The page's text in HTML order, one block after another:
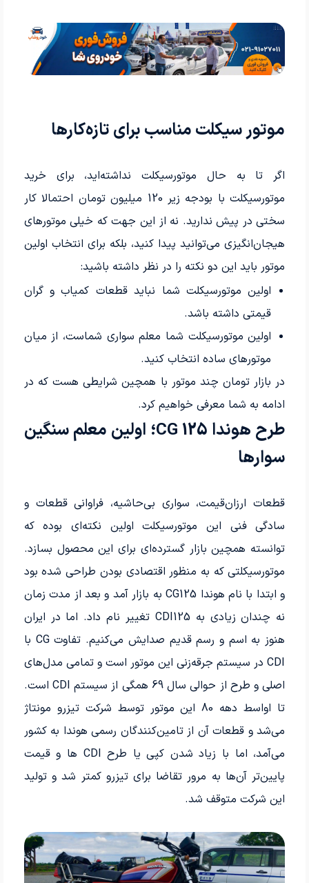
موتور سیکلت مناسب برای تازه‌کارها
اگر تا به حال موتورسیکلت نداشته‌اید، برای خرید
موتورسیکلت با بودجه زیر 120 میلیون تومان احتمالا کار
سختی در پیش ندارید. نه از این جهت که خیلی موتورهای
هیجان‌انگیزی می‌توانید پیدا کنید، بلکه برای انتخاب اولین
موتور باید این دو نکته را در نظر داشته باشید:
اولین موتورسیکلت شما نباید قطعات کمیاب و گران
قیمتی داشته باشد.
اولین موتورسیکلت شما معلم سواری شماست، از میان
موتورهای ساده انتخاب کنید.
در بازارتومان چند موتور با همچین شرایطی هست که در
ادامه به شما معرفی خواهیم کرد.
طرح هوندا CG 125؛ اولین معلم سنگین
سوارها
قطعات ارزان‌قیمت، سواری بی‌حاشیه، فراوانی قطعات و
سادگی فنی این موتورسیکلت اولین نکته‌ای بوده که
توانسته همچین بازار گسترده‌ای برای این محصول بسازد.
موتورسیکلتی که به منظور اقتصادی بودن طراحی شده بود
و ابتدا با نام هوندا CG125 به بازار آمد و بعد از مدت زمان
نه چندان زیادی به CDI125 تغییر نام داد. اما در ایران
هنوز به اسم و رسم قدیم صدایش می‌کنیم. تفاوت CG با
CDI در سیستم جرقه‌زنی این موتور است و تمامی مدل‌های
اصلی و طرح از حوالی سال 69 همگی از سیستم CDI است.
تا اواسط دهه 80 این موتور توسط شرکت تیزرو مونتاژ
می‌شد و قطعات آن از تامین‌کنندگان رسمی هوندا به کشور
می‌آمد، اما با زیاد شدن کپی یا طرح CDI ها و قیمت
پایین‌تر آن‌ها به مرور تقاضا برای تیزرو کمتر شد و تولید
این شرکت متوقف شد.